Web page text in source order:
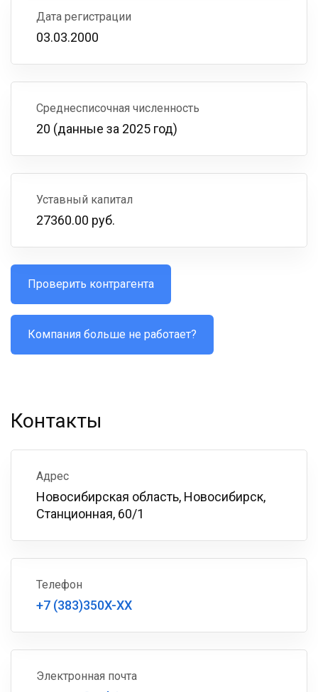
Дата регистрации
03.03.2000
Среднесписочная численность
20 (данные за 2025 год)
Уставный капитал
27360.00 руб.
Проверить контрагента
Компания больше не работает?
Контакты
Адрес
Новосибирская область, Новосибирск,
Станционная, 60/1
Телефон
+7 (383)350X-XX
Электронная почта